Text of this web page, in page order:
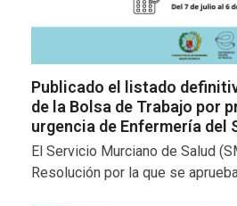
Publicado el listado
de la Bolsa de Trabajo por
urgencia de Enfermería del
El Servicio Murciano de Salud
Resolución por la que se